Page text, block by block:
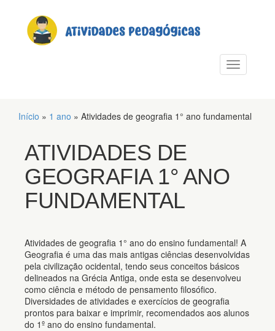
Alternar
Início » 1 ano » Atividades de geografia 1° ano fundamental
ATIVIDADES DE
GEOGRAFIA 1° ANO
FUNDAMENTAL
Atividades de geografia 1° ano do ensino fundamental! A
Geografia é uma das mais antigas ciências desenvolvidas
pela civilização ocidental, tendo seus conceitos básicos
delineados na Grécia Antiga, onde esta se desenvolveu
como ciência e método de pensamento filosófico.
Diversidades de atividades e exercícios de geografia
prontos para baixar e imprimir, recomendados aos alunos
do 1º ano do ensino fundamental.